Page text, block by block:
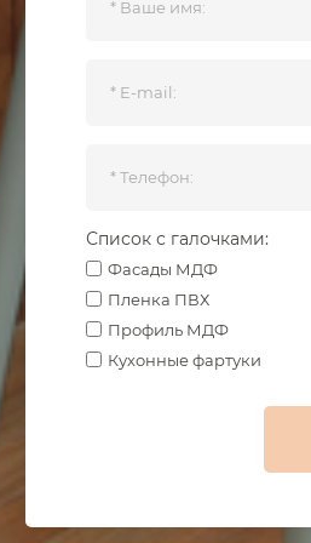
Список с галочками:
Фасады МДФ
Пленка ПВХ
Профиль МДФ
Кухонные фартуки